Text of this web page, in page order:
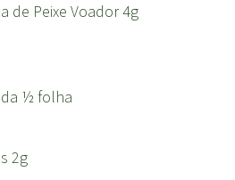
de Peixe Voador 4g
½ folha
2g